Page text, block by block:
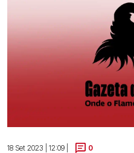
18 Set 2023 | 12:09 | 0